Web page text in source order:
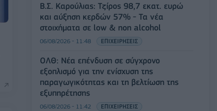
Β.Σ. Καρούλιας: Τζίρος 98,7 εκατ. ευρώ
και αύξηση κερδών 57% - Τα νέα
στοιχήματα σε low & non alcohol
06/08/2026 - 11:48 ΕΠΙΧΕΙΡΗΣΕΙΣ
ΟΛΘ: Νέα επένδυση σε σύγχρονο
εξοπλισμό για την ενίσχυση της
παραγωγικότητας και τη βελτίωση της
εξυπηρέτησης
06/08/2026 - 11:42 ΕΠΙΧΕΙΡΗΣΕΙΣ